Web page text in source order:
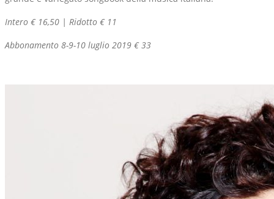
Intero € 16,50 | Ridotto € 11
Abbonamento 8-9-10 luglio 2019 € 33